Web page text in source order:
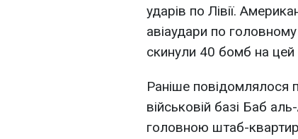
ударів по Лівії.
авіаудари по
скинули 40 бомб на цей
Раніше повідомлялося
військовій базі Баб
головною штаб-